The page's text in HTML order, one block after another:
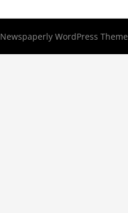
Newspaperly WordPress Theme